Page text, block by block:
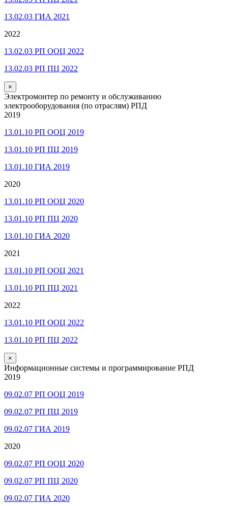
13.02.03 ГИА 2021
2022
13.02.03 РП ООЦ 2022
13.02.03 РП ПЦ 2022
×
Электромонтер по ремонту и обслуживанию
электрооборудования (по отраслям) РПД
2019
13.01.10 РП ООЦ 2019
13.01.10 РП ПЦ 2019
13.01.10 ГИА 2019
2020
13.01.10 РП ООЦ 2020
13.01.10 РП ПЦ 2020
13.01.10 ГИА 2020
2021
13.01.10 РП ООЦ 2021
13.01.10 РП ПЦ 2021
2022
13.01.10 РП ООЦ 2022
13.01.10 РП ПЦ 2022
×
Информационные системы и программирование РПД
2019
09.02.07 РП ООЦ 2019
09.02.07 РП ПЦ 2019
09.02.07 ГИА 2019
2020
09.02.07 РП ООЦ 2020
09.02.07 РП ПЦ 2020
09.02.07 ГИА 2020